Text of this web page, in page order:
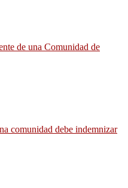
de una Comunidad de
comunidad debe indemnizar